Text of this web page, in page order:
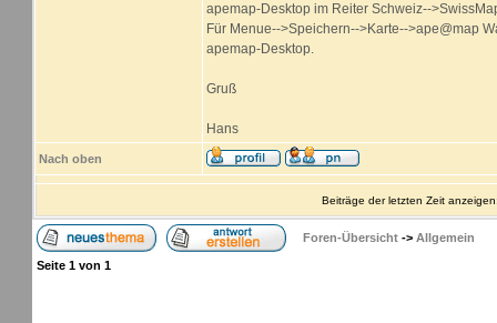
apemap-Desktop im Reiter Schweiz--
Für Menue-->Speichern-->Karte-->ape@map
apemap-Desktop.
Gruß
Hans
Nach oben
Beiträge der letzten Zeit
Foren-Übersicht -> Allgemein
Seite 1 von 1